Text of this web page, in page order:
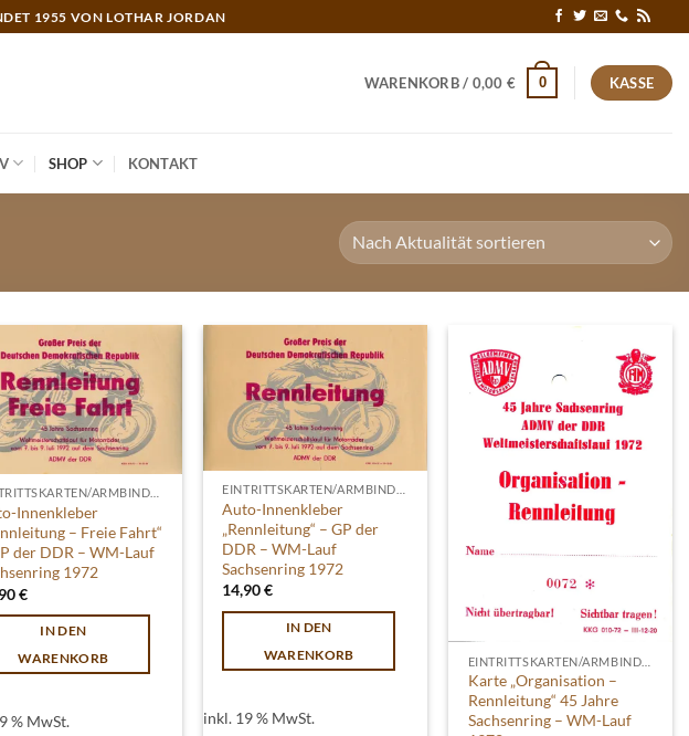
1955 VON LOTHAR JORDAN
WARENKORB / 0,00 € 0 KASSE
SHOP KONTAKT
Innenkleber
– Freie Fahrt“
der DDR – WM-Lauf
1972
€
IN DEN
WARENKORB
% MwSt.
Auto-Innenkleber
„Rennleitung“ – GP der
DDR – WM-Lauf
Sachsenring 1972
14,90€
IN DEN
WARENKORB
inkl. 19 % MwSt.
Karte „Organisation –
Rennleitung“ 45 Jahre
Sachsenring – WM-Lauf